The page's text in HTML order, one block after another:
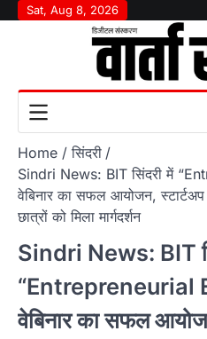
SkipSat, Aug 8, 2026
Home
सिंदरी
Sindri News: BIT सिंदरी में
वेबिनार का सफल आयोजन,
छात्रों को मिला मार्गदर्शन
Sindri News: BIT
“Entrepreneurial
वेबिनार का सफल